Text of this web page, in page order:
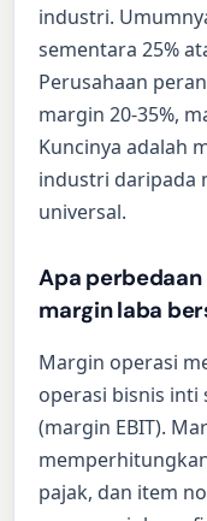
industri.
sementara 25%
Perusahaan
margin 20-35%,
Kuncinya adalah
industri daripada
universal.
Apa
margin laba
Margin operasi
operasi bisnis inti
(margin EBIT).
pajak, dan item